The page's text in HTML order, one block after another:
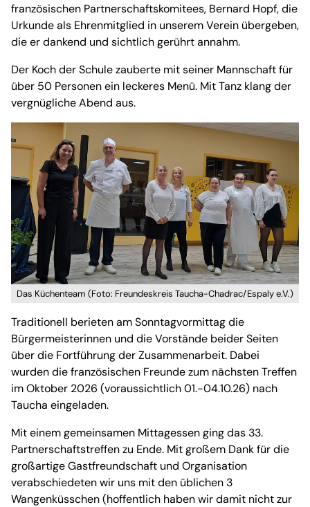
französischen Partnerschaftskomitees, Bernard Hopf, die
Urkunde als Ehrenmitglied in unserem Verein übergeben,
die er dankend und sichtlich gerührt annahm.
Der Koch der Schule zauberte mit seiner Mannschaft für
über 50 Personen ein leckeres Menü. Mit Tanz klang der
vergnügliche Abend aus.
Das Küchenteam (Foto: Freundeskreis Taucha-Chadrac/Espaly e.V.)
Traditionell berieten am Sonntagvormittag die
Bürgermeisterinnen und die Vorstände beider Seiten
über die Fortführung der Zusammenarbeit. Dabei
wurden die französischen Freunde zum nächsten Treffen
im Oktober 2026 (voraussichtlich 01.-04.10.26) nach
Taucha eingeladen.
Mit einem gemeinsamen Mittagessen ging das 33.
Partnerschaftstreffen zu Ende. Mit großem Dank für die
großartige Gastfreundschaft und Organisation
verabschiedeten wir uns mit den üblichen 3
Wangenküsschen (hoffentlich haben wir damit nicht zur